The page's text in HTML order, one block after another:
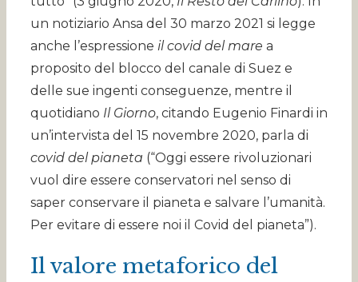
un notiziario Ansa del 30 marzo 2021 si legge
anche l’espressione il covid del mare a
proposito del blocco del canale di Suez e
delle sue ingenti conseguenze, mentre il
quotidiano Il Giorno, citando Eugenio Finardi in
un’intervista del 15 novembre 2020, parla di
covid del pianeta (“Oggi essere rivoluzionari
vuol dire essere conservatori nel senso di
saper conservare il pianeta e salvare l’umanità.
Per evitare di essere noi il Covid del pianeta”).
Il valore metaforico del